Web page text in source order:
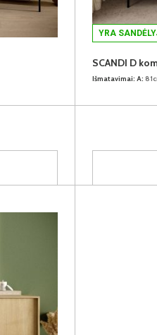
YRA
SCANDI D
Išmatavimai: A: